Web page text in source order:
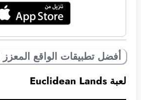
أفضل تطبيقات الواقع المعزز
لعبة Euclidean Lands